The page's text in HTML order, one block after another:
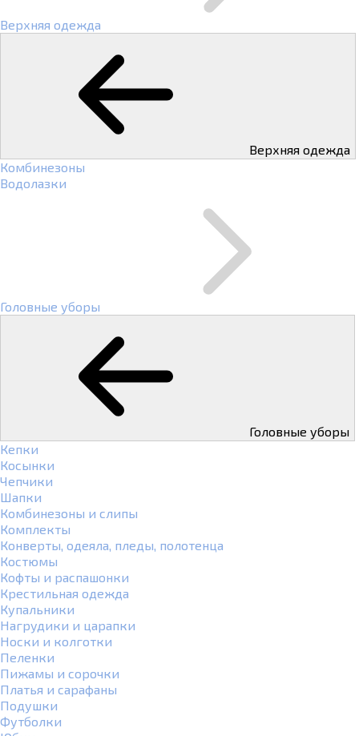
Верхняя одежда
Верхняя одежда
Комбинезоны
Водолазки
Головные уборы
Головные уборы
Кепки
Косынки
Чепчики
Шапки
Комбинезоны и слипы
Комплекты
Конверты, одеяла, пледы, полотенца
Костюмы
Кофты и распашонки
Крестильная одежда
Купальники
Нагрудики и царапки
Носки и колготки
Пеленки
Пижамы и сорочки
Платья и сарафаны
Подушки
Футболки